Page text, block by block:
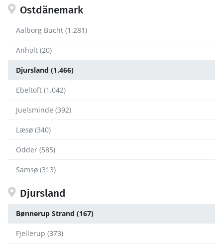
Ostdänemark
Aalborg Bucht (1.281)
Anholt (20)
Djursland (1.466)
Ebeltoft (1.042)
Juelsminde (392)
Læsø (340)
Odder (585)
Samsø (313)
Djursland
Bønnerup Strand (167)
Fjellerup (373)